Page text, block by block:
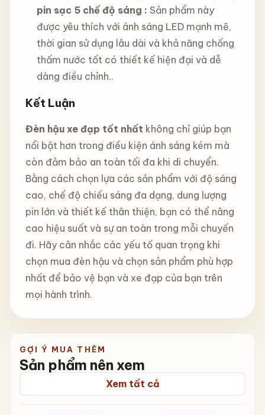
pin sạc 5 chế độ sáng : Sản phẩm này
được yêu thích với ánh sáng LED mạnh mẽ,
thời gian sử dụng lâu dài và khả năng chống
thấm nước tốt có thiết kế hiện đại và dễ
dàng điều chỉnh..
Kết Luận
Đèn hậu xe đạp tốt nhất không chỉ giúp bạn
nổi bật hơn trong điều kiện ánh sáng kém mà
còn đảm bảo an toàn tối đa khi di chuyển.
Bằng cách chọn lựa các sản phẩm với độ sáng
cao, chế độ chiếu sáng đa dạng, dung lượng
pin lớn và thiết kế thân thiện, bạn có thể nâng
cao hiệu suất và sự an toàn trong mỗi chuyến
đi. Hãy cân nhắc các yếu tố quan trọng khi
chọn mua đèn hậu và chọn sản phẩm phù hợp
nhất để bảo vệ bạn và xe đạp của bạn trên
mọi hành trình.
GỢI Ý MUA THÊM
Sản phẩm nên xem
Xem tất cả